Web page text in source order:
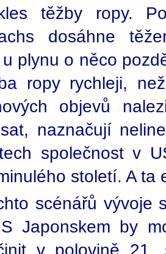
těžby ropy.
dosáhne
plynu o něco
ropy rychleji,
objevů
naznačují
společnost v
století. A ta
scénářů vývoje
Japonskem by
v polovině